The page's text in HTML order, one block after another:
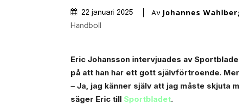
22 januari 2025 Av Johannes
Handboll
Eric Johansson intervjuades av
på att han har ett gott självförtroende.
– Ja, jag känner själv att jag måste skjuta
säger Eric till Sportbladet.